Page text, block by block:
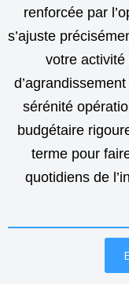
renforcée par
s’ajuste
votre
sérénité
budgétaire
terme pour
quotidiens de